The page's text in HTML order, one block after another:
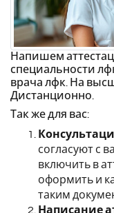
Напишем
специальности
врача лфк. На
Дистанционно.
Так же для вас:
согласуют с
включить в
оформить и
таким
Написание